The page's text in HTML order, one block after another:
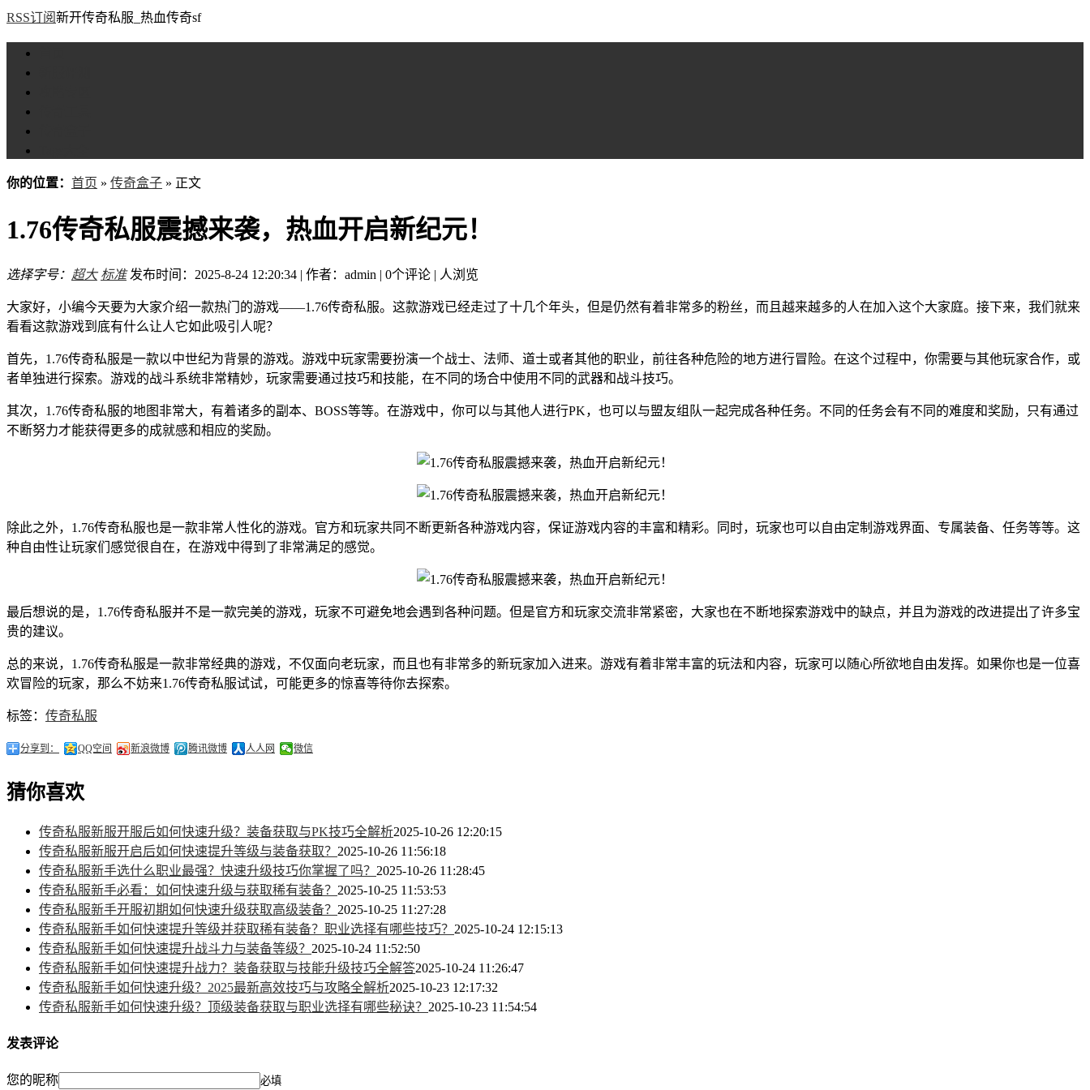
RSS订阅新开传奇私服_热血传奇sf
你的位置： 首页 » 传奇盒子 » 正文
1.76传奇私服震撼来袭，热血开启新纪元！
选择字号： 超大 标准 发布时间：2025-8-24 12:20:34 | 作者：admin | 0个评论 | 人浏览
大家好，小编今天要为大家介绍一款热门的游戏——1.76传奇私服。这款游戏已经走过了十几个年头，但是仍然有着非常多的粉丝，而且越来越多的人在加入这个大家庭。接下来，我们就来
看看这款游戏到底有什么让人它如此吸引人呢？
首先，1.76传奇私服是一款以中世纪为背景的游戏。游戏中玩家需要扮演一个战士、法师、道士或者其他的职业，前往各种危险的地方进行冒险。在这个过程中，你需要与其他玩家合作，或
者单独进行探索。游戏的战斗系统非常精妙，玩家需要通过技巧和技能，在不同的场合中使用不同的武器和战斗技巧。
其次，1.76传奇私服的地图非常大，有着诸多的副本、BOSS等等。在游戏中，你可以与其他人进行PK，也可以与盟友组队一起完成各种任务。不同的任务会有不同的难度和奖励，只有通过
不断努力才能获得更多的成就感和相应的奖励。
除此之外，1.76传奇私服也是一款非常人性化的游戏。官方和玩家共同不断更新各种游戏内容，保证游戏内容的丰富和精彩。同时，玩家也可以自由定制游戏界面、专属装备、任务等等。这
种自由性让玩家们感觉很自在，在游戏中得到了非常满足的感觉。
最后想说的是，1.76传奇私服并不是一款完美的游戏，玩家不可避免地会遇到各种问题。但是官方和玩家交流非常紧密，大家也在不断地探索游戏中的缺点，并且为游戏的改进提出了许多宝
贵的建议。
总的来说，1.76传奇私服是一款非常经典的游戏，不仅面向老玩家，而且也有非常多的新玩家加入进来。游戏有着非常丰富的玩法和内容，玩家可以随心所欲地自由发挥。如果你也是一位喜
欢冒险的玩家，那么不妨来1.76传奇私服试试，可能更多的惊喜等待你去探索。
标签： 传奇私服
分享到： QQ空间 新浪微博 腾讯微博 人人网 微信
猜你喜欢
传奇私服新服开服后如何快速升级？装备获取与PK技巧全解析2025-10-26 12:20:15
传奇私服新服开启后如何快速提升等级与装备获取？ 2025-10-26 11:56:18
传奇私服新手选什么职业最强？快速升级技巧你掌握了吗？ 2025-10-26 11:28:45
传奇私服新手必看：如何快速升级与获取稀有装备？ 2025-10-25 11:53:53
传奇私服新手开服初期如何快速升级获取高级装备？ 2025-10-25 11:27:28
传奇私服新手如何快速提升等级并获取稀有装备？职业选择有哪些技巧？ 2025-10-24 12:15:13
传奇私服新手如何快速提升战斗力与装备等级？ 2025-10-24 11:52:50
传奇私服新手如何快速提升战力？装备获取与技能升级技巧全解答2025-10-24 11:26:47
传奇私服新手如何快速升级？2025最新高效技巧与攻略全解析2025-10-23 12:17:32
传奇私服新手如何快速升级？顶级装备获取与职业选择有哪些秘诀？ 2025-10-23 11:54:54
发表评论
您的昵称 必填